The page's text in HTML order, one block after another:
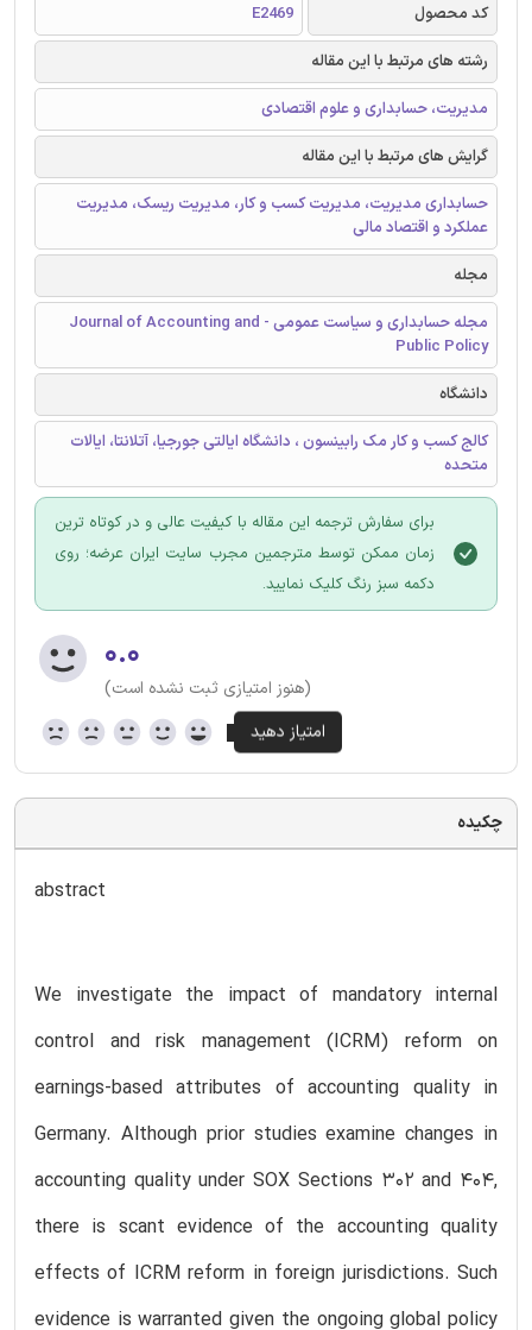
کد محصول
E2469
رشته های مرتبط با این مقاله
مدیریت، حسابداری و علوم اقتصادی
گرایش های مرتبط با این مقاله
حسابداری مدیریت، مدیریت کسب و کار، مدیریت ریسک، مدیریت
عملکرد و اقتصاد مالی
مجله
مجله حسابداری و سیاست عمومی - Journal of Accounting and
Public Policy
دانشگاه
کالج کسب و کار مک رابینسون ، دانشگاه ایالتی جورجیا، آتلانتا، ایالات
متحده
برای سفارش ترجمه این مقاله با کیفیت عالی و در کوتاه ترین
زمان ممکن توسط مترجمین مجرب سایت ایران عرضه؛ روی
دکمه سبز رنگ کلیک نمایید.
۰.۰
(هنوز امتیازی ثبت نشده است)
چکیده
abstract
We investigate the impact of mandatory internal
control and risk management (ICRM) reform on
earnings-based attributes of accounting quality in
Germany. Although prior studies examine changes in
accounting quality under SOX Sections 302 and 404,
there is scant evidence of the accounting quality
effects of ICRM reform in foreign jurisdictions. Such
evidence is warranted given the ongoing global policy